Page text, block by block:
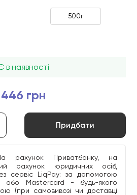
500г
в наявності
446 грн
Придбати
рахунок Приватбанку, на
рахунок юридичних осіб,
сервіс LiqPay: за допомогою
або Mastercard - будь-якого
(при самовивозі чи доставці